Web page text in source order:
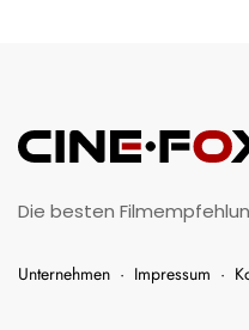
Die besten
Unternehmen · Impressum ·